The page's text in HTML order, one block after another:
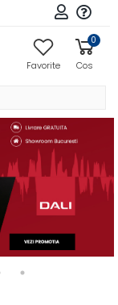
Favorite
0
Cos